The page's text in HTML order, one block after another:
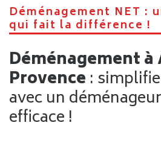
Déménagement NET :
qui fait la différence !
Déménagement à
Provence :
avec un
efficace !